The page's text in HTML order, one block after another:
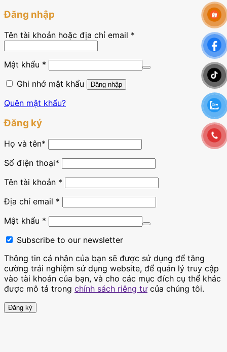
Đăng nhập
Tên tài khoản hoặc địa chỉ email *
Mật khẩu *
Ghi nhớ mật khẩu
Đăng nhập
Quên mật khẩu?
Đăng ký
Họ và tên*
Số điện thoại*
Tên tài khoản *
Địa chỉ email *
Mật khẩu *
Subscribe to our newsletter
Thông tin cá nhân của bạn sẽ được sử dụng để tăng
cường trải nghiệm sử dụng website, để quản lý truy cập
vào tài khoản của bạn, và cho các mục đích cụ thể khác
được mô tả trong chính sách riêng tưcủa chúng tôi.
Đăng ký